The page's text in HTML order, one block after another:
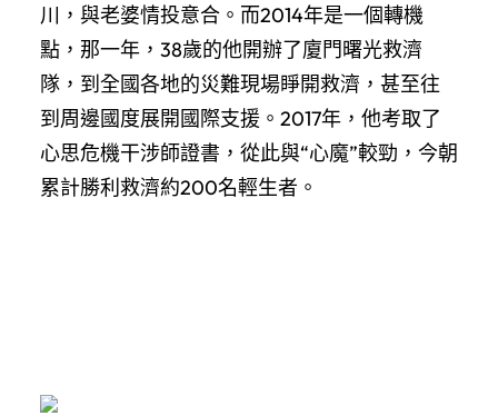
川，與老婆情投意合。而2014年是一個轉機
點，那一年，38歲的他開辦了廈門曙光救濟
隊，到全國各地的災難現場睜開救濟，甚至往
到周邊國度展開國際支援。2017年，他考取了
心思危機干涉師證書，從此與“心魔”較勁，今朝
累計勝利救濟約200名輕生者。